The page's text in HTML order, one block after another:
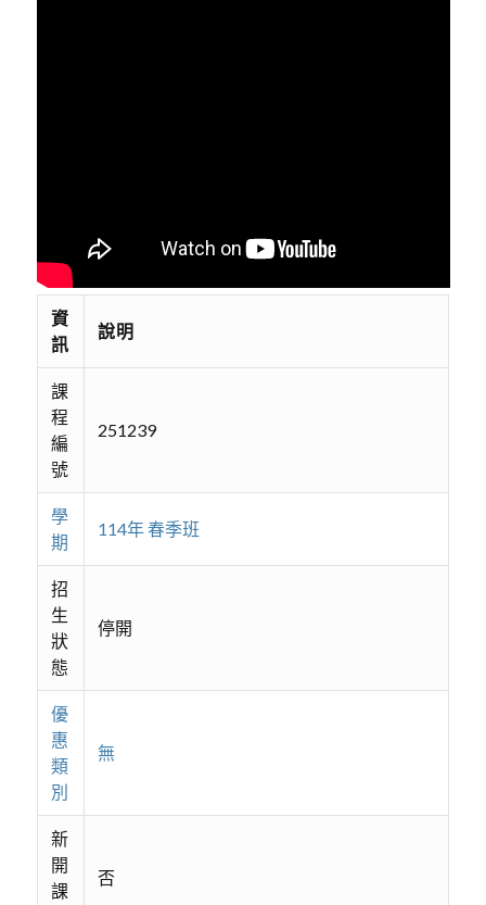
資
訊
說明
課
程
編
號
251239
學
期
114年 春季班
招
生
狀
態
停開
優
惠
類
別
無
新
開
課
否